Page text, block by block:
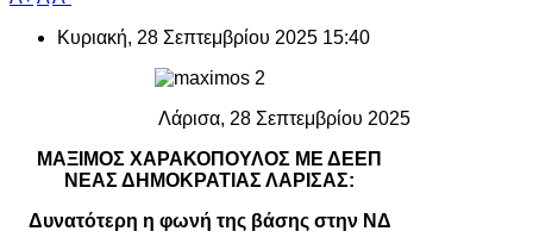
Κυριακή, 28 Σεπτεμβρίου 2025 15:40
Λάρισα, 28 Σεπτεμβρίου 2025
ΜΑΞΙΜΟΣ ΧΑΡΑΚΟΠΟΥΛΟΣ ΜΕ ΔΕΕΠ
ΝΕΑΣ ΔΗΜΟΚΡΑΤΙΑΣ ΛΑΡΙΣΑΣ:
Δυνατότερη η φωνή της βάσης στην ΝΔ